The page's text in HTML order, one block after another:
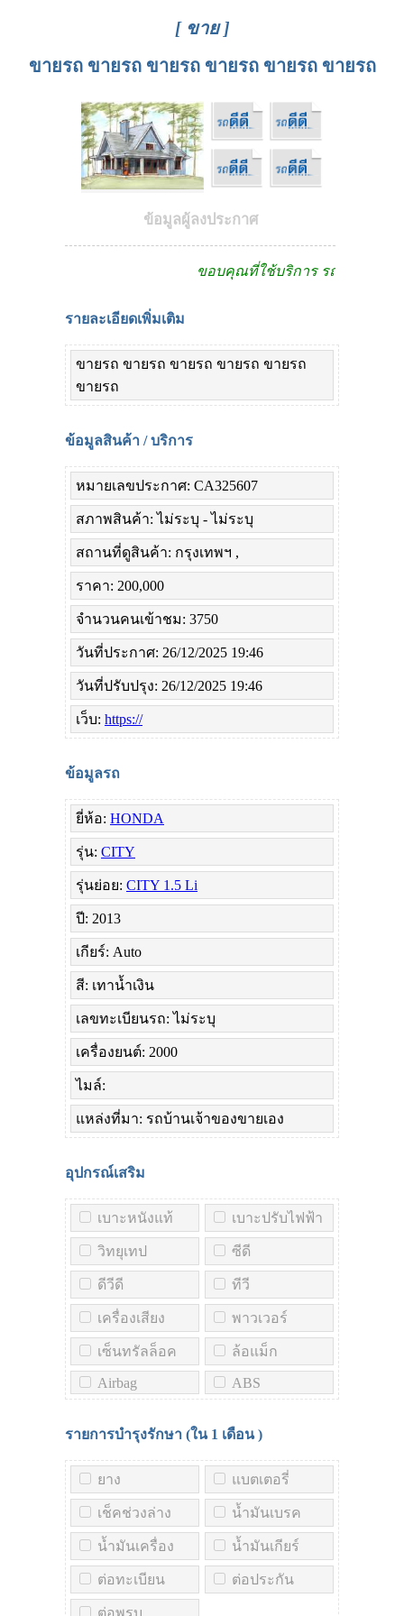
[ ขาย ]
ขายรถ ขายรถ ขายรถ ขายรถ ขายรถ ขายรถ
ข้อมูลผู้ลงประกาศ
ขอบคุณที่ใช้บริการ รถดีดีดอทคอ
รายละเอียดเพิ่มเติม
ขายรถ ขายรถ ขายรถ ขายรถ ขายรถ
ขายรถ
ข้อมูลสินค้า / บริการ
หมายเลขประกาศ: CA325607
สภาพสินค้า: ไม่ระบุ - ไม่ระบุ
สถานที่ดูสินค้า: กรุงเทพฯ ,
ราคา: 200,000
จำนวนคนเข้าชม: 3750
วันที่ประกาศ: 26/12/2025 19:46
วันที่ปรับปรุง: 26/12/2025 19:46
เว็บ: https://
ข้อมูลรถ
ยี่ห้อ: HONDA
รุ่น: CITY
รุ่นย่อย: CITY 1.5 Li
ปี: 2013
เกียร์: Auto
สี: เทาน้ำเงิน
เลขทะเบียนรถ: ไม่ระบุ
เครื่องยนต์: 2000
ไมล์:
แหล่งที่มา: รถบ้านเจ้าของขายเอง
อุปกรณ์เสริม
เบาะหนังแท้ เบาะปรับไฟฟ้า
วิทยุเทป ซีดี
ดีวีดี ทีวี
เครื่องเสียง พาวเวอร์
เซ็นทรัลล็อค ล้อแม็ก
Airbag ABS
รายการบำรุงรักษา (ใน 1 เดือน)
ยาง แบตเตอรี่
เช็คช่วงล่าง น้ำมันเบรค
น้ำมันเครื่อง น้ำมันเกียร์
ต่อทะเบียน ต่อประกัน